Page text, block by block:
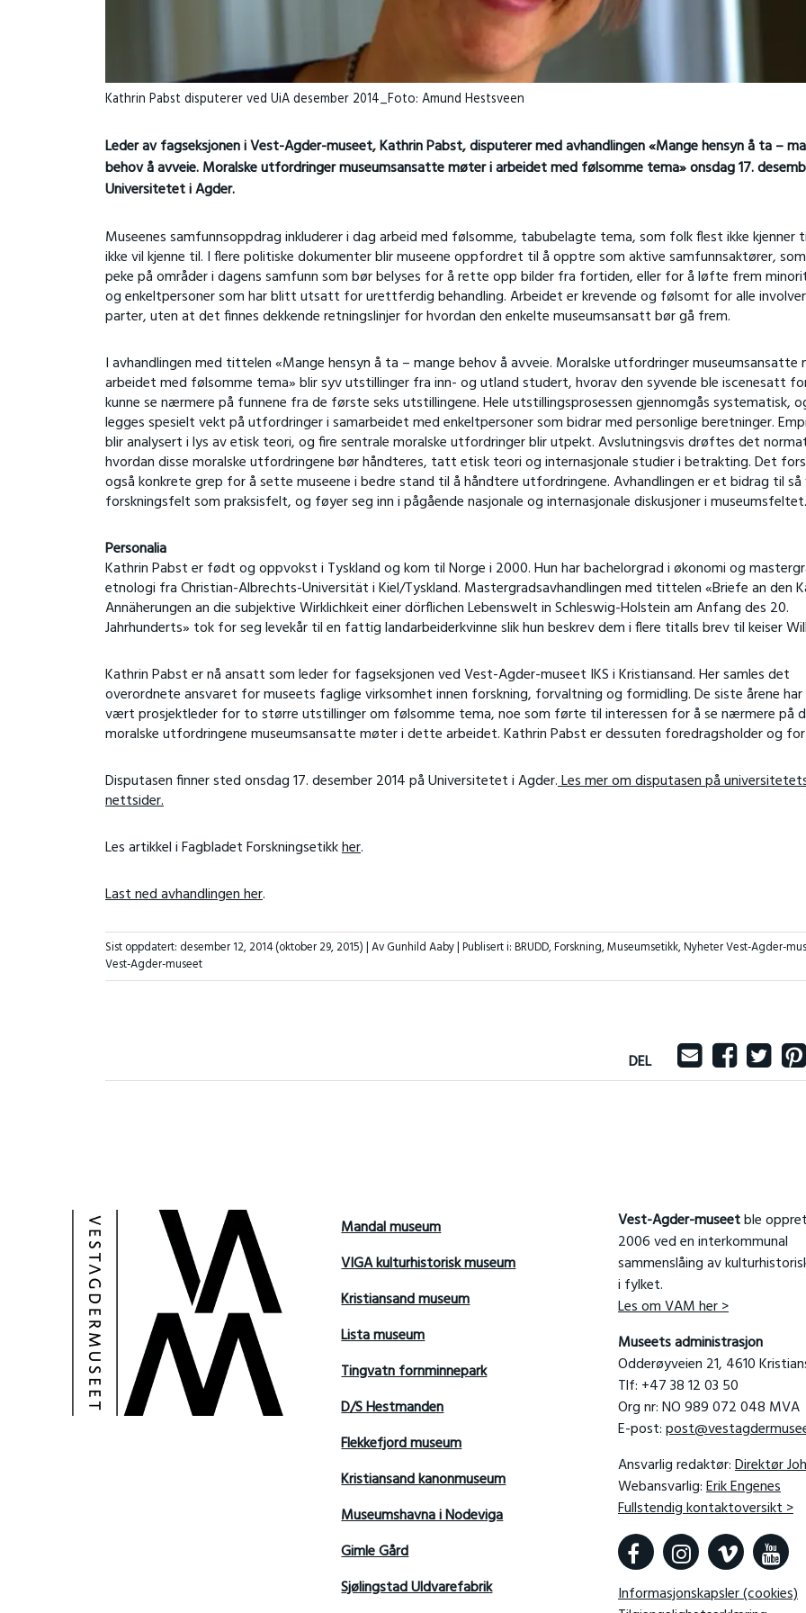
Kathrin Pabst disputerer ved UiA desember 2014_Foto: Amund Hestsveen
Leder av fagseksjonen i Vest-Agder-museet, Kathrin Pabst, disputerer med avhandlingen «Mange hensyn å ta –
behov å avveie. Moralske utfordringer museumsansatte møter i arbeidet med følsomme tema» onsdag 17.
Universitetet i Agder.
Museenes samfunnsoppdrag inkluderer i dag arbeid med følsomme, tabubelagte tema, som folk flest ikke kjenner
ikke vil kjenne til. I flere politiske dokumenter blir museene oppfordret til å opptre som aktive samfunnsaktører,
peke på områder i dagens samfunn som bør belyses for å rette opp bilder fra fortiden, eller for å løfte frem
og enkeltpersoner som har blitt utsatt for urettferdig behandling. Arbeidet er krevende og følsomt for alle
parter, uten at det finnes dekkende retningslinjer for hvordan den enkelte museumsansatt bør gå frem.
I avhandlingen med tittelen «Mange hensyn å ta – mange behov å avveie. Moralske utfordringer museumsansatte
arbeidet med følsomme tema» blir syv utstillinger fra inn- og utland studert, hvorav den syvende ble iscenesatt
kunne se nærmere på funnene fra de første seks utstillingene. Hele utstillingsprosessen gjennomgås systematisk,
legges spesielt vekt på utfordringer i samarbeidet med enkeltpersoner som bidrar med personlige beretninger.
blir analysert i lys av etisk teori, og fire sentrale moralske utfordringer blir utpekt. Avslutningsvis drøftes det
hvordan disse moralske utfordringene bør håndteres, tatt etisk teori og internasjonale studier i betrakting. Det
også konkrete grep for å sette museene i bedre stand til å håndtere utfordringene. Avhandlingen er et bidrag til så
forskningsfelt som praksisfelt, og føyer seg inn i pågående nasjonale og internasjonale diskusjoner i museumsfeltet.
Personalia
Kathrin Pabst er født og oppvokst i Tyskland og kom til Norge i 2000. Hun har bachelorgrad i økonomi og
etnologi fra Christian-Albrechts-Universität i Kiel/Tyskland. Mastergradsavhandlingen med tittelen «Briefe an den
Annäherungen an die subjektive Wirklichkeit einer dörflichen Lebenswelt in Schleswig-Holstein am Anfang des 20.
Jahrhunderts» tok for seg levekår til en fattig landarbeiderkvinne slik hun beskrev dem i flere titalls brev til keiser
Kathrin Pabst er nå ansatt som leder for fagseksjonen ved Vest-Agder-museet IKS i Kristiansand. Her samles det
overordnete ansvaret for museets faglige virksomhet innen forskning, forvaltning og formidling. De siste årene har
vært prosjektleder for to større utstillinger om følsomme tema, noe som førte til interessen for å se nærmere på
moralske utfordringene museumsansatte møter i dette arbeidet. Kathrin Pabst er dessuten foredragsholder og
Disputasen finner sted onsdag 17. desember 2014 på Universitetet i Agder.Les mer om disputasen på
nettsider.
Les artikkel i Fagbladet Forskningsetikkher.
Last ned avhandlingen her.
Sist oppdatert: desember 12, 2014(oktober 29, 2015)| Av Gunhild Aaby |Publisert i:BRUDD,Forskning,Museumsetikk,Nyheter Vest-Agder-
Vest-Agder-museet
DEL
Mandal museum
VIGA kulturhistorisk museum
Kristiansand museum
Lista museum
Tingvatn fornminnepark
D/S Hestmanden
Flekkefjord museum
Kristiansand kanonmuseum
Museumshavna i Nodeviga
Gimle Gård
Sjølingstad Uldvarefabrik
Vest-Agder-museetble
2006 ved en interkommunal
sammenslåing av
i fylket.
Les om VAM her >
Museets administrasjon
Odderøyveien 21, 4610
Tlf: +47 38 12 03 50
Org nr: NO 989 072 048 MVA
E-post:
Ansvarlig redaktør:Direktør
Webansvarlig:Erik Engenes
Fullstendig kontaktoversikt >
Informasjonskapsler (cookies)